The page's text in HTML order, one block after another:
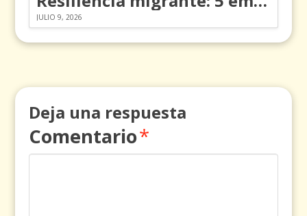
JULIO 9, 2026
Deja una respuesta
Comentario*